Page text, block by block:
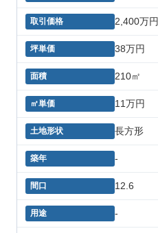
2,400万円
38万円
210㎡
11万円
長方形
-
12.6
-